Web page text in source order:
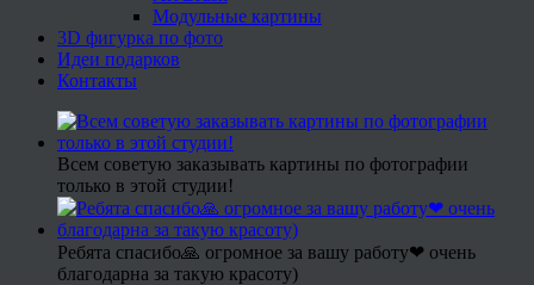
Модульные картины
3D фигурка по фото
Идеи подарков
Контакты
Всем советую заказывать картины по фотографии
только в этой студии!
Ребята спасибо🙏 огромное за вашу работу❤ очень
благодарна за такую красоту)